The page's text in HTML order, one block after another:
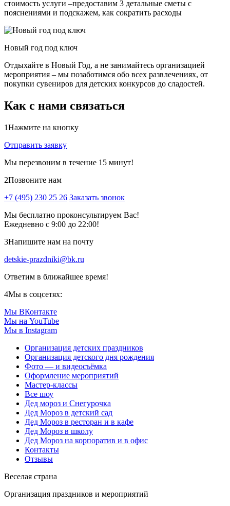
стоимость услуги –предоставим 3 детальные сметы с
пояснениями и подскажем, как сократить расходы
Новый год под ключ
Отдыхайте в Новый Год, а не занимайтесь организацией
мероприятия – мы позаботимся обо всех развлечениях, от
покупки сувениров для детских конкурсов до сладостей.
Как с нами связаться
1Нажмите на кнопку
Отправить заявку
Мы перезвоним в течение 15 минут!
2Позвоните нам
+7 (495) 230 25 26 Заказать звонок
Мы бесплатно проконсультируем Вас!
Ежедневно с 9:00 до 22:00!
3Напишите нам на почту
detskie-prazdniki@bk.ru
Ответим в ближайшее время!
4Мы в соцсетях:
Мы ВКонтакте
Мы на YouTube
Мы в Instagram
Организация детских праздников
Организация детского дня рождения
Фото — и видеосъёмка
Оформление мероприятий
Мастер-классы
Все шоу
Дед мороз и Снегурочка
Дед Мороз в детский сад
Дед Мороз в ресторан и в кафе
Дед Мороз в школу
Дед Мороз на корпоратив и в офис
Контакты
Отзывы
Веселая страна
Организация праздников и мероприятий